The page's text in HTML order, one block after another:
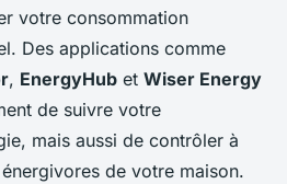
votre consommation
Des applications comme
, EnergyHub et Wiser Energy
de suivre votre
mais aussi de contrôler à
de votre maison.